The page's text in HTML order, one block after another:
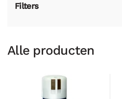
Alle producten
Filters